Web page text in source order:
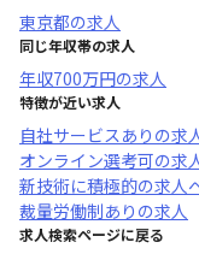
東京都の求人
同じ年収帯の求人
年収700万円の求人
特徴が近い求人
自社サービスあり の求
オンライン選考可の求
新技術に積極的の求人
裁量労働制あり の求人
求人検索ページに戻る